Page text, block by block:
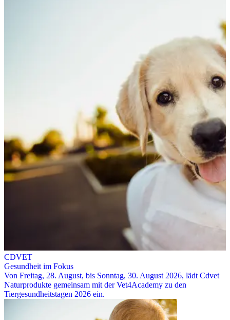
CDVET
Gesundheit im Fokus
Von Freitag, 28. August, bis Sonntag, 30. August 2026, lädt Cdvet
Naturprodukte gemeinsam mit der Vet4Academy zu den
Tiergesundheitstagen 2026 ein.